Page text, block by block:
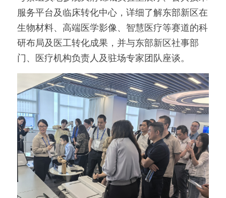
服务平台及临床转化中心，详细了解东部新区在
生物材料、高端医学影像、智慧医疗等赛道的科
研布局及医工转化成果，并与东部新区社事部
门、医疗机构负责人及驻场专家团队座谈。